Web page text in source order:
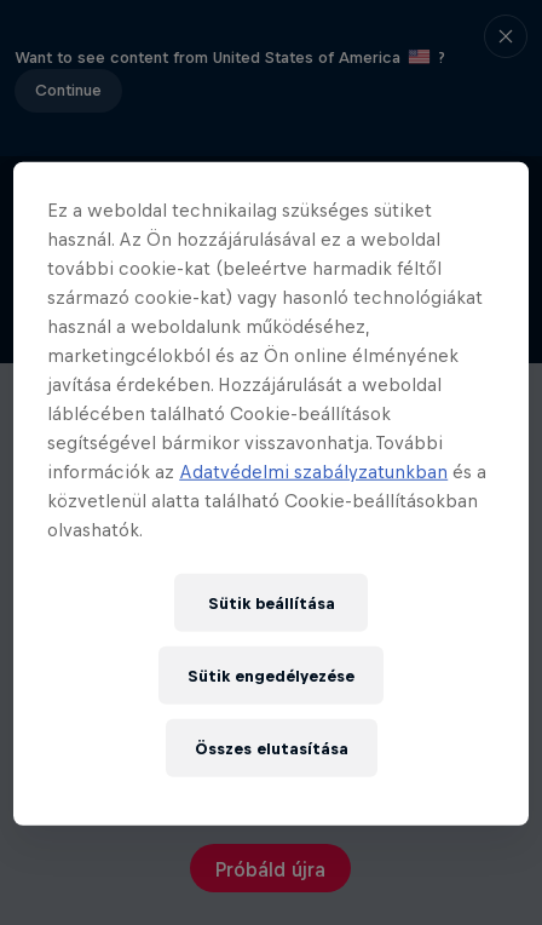
Want to see content from United States of America
?
Continue
Próbáld újra
Ez a weboldal technikailag szükséges sütiket
használ. Az Ön hozzájárulásával ez a weboldal
további cookie-kat (beleértve harmadik féltől
származó cookie-kat) vagy hasonló technológiákat
használ a weboldalunk működéséhez,
marketingcélokból és az Ön online élményének
javítása érdekében. Hozzájárulását a weboldal
láblécében található Cookie-beállítások
segítségével bármikor visszavonhatja. További
információk az Adatvédelmi szabályzatunkban és a
közvetlenül alatta található Cookie-beállításokban
olvashatók.
Sütik beállítása
Összes elutasítása
Sütik engedélyezése